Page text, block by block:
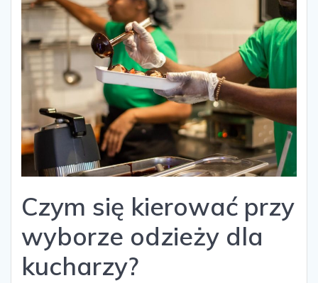
Czym się kierować przy
wyborze odzieży dla
kucharzy?